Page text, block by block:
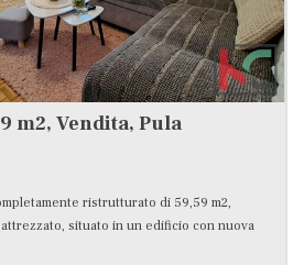
m2, Vendita, Pula
ristrutturato di 59,59 m2,
situato in un edificio con nuova